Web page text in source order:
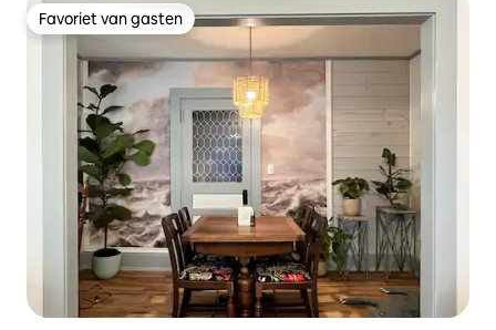
Favoriet van gasten
Favoriet van gasten